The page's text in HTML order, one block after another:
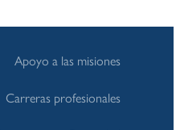
Apoyo a las misiones
Carreras profesionales